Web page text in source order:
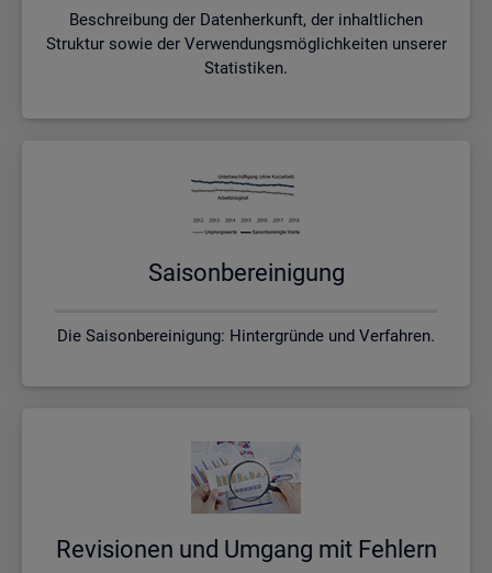
Beschreibung der Datenherkunft, der inhaltlichen
Struktur sowie der Verwendungsmöglichkeiten unserer
Statistiken.
Sai­son­be­rei­ni­gung
Die Saisonbereinigung: Hintergründe und Verfahren.
Re­vi­sio­nen und Um­gang mit Feh­lern